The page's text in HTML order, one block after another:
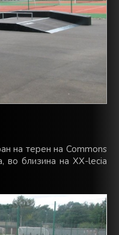
на терен на Commons
во близина на XX-lecia